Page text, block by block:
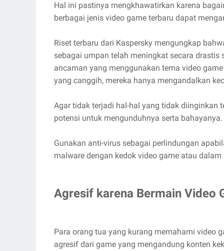
Hal ini pastinya mengkhawatirkan karena
berbagai jenis video game terbaru dapat
Riset terbaru dari Kaspersky mengungkap
sebagai umpan telah meningkat secara drastis
ancaman yang menggunakan tema video
yang canggih, mereka hanya mengandalkan
Agar tidak terjadi hal-hal yang tidak diinginkan
potensi untuk mengunduhnya serta
Gunakan anti-virus sebagai perlindungan
malware dengan kedok video game atau
Agresif karena Bermain Video
Para orang tua yang kurang memahami video
agresif dari game yang mengandung konten